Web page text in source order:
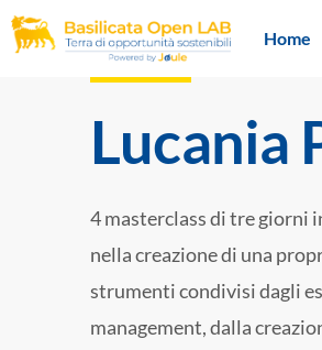
Home
Lucania
4 masterclass di tre giorni
nella creazione di una
strumenti condivisi dagli
management, dalla